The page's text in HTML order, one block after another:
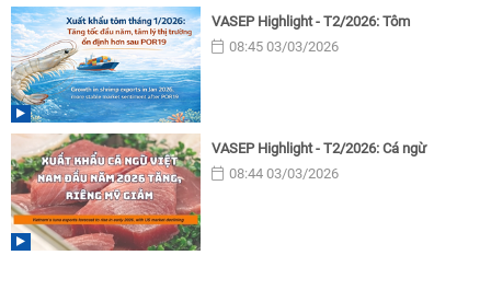
VASEP Highlight - T2/2026: Tôm
08:45 03/03/2026
VASEP Highlight - T2/2026: Cá ngừ
08:44 03/03/2026